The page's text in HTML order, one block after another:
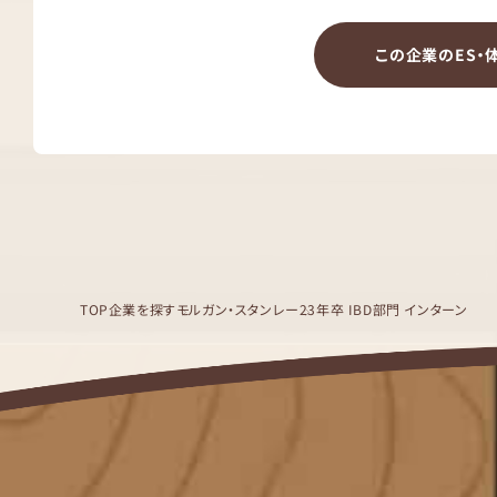
この企業のES・
TOP企業を探すモルガン・スタンレー23年卒 IBD部門 インターン